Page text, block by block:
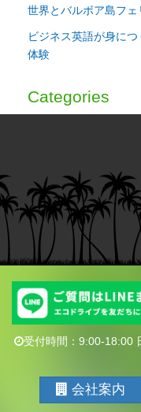
世界とバルボア島フェ
ビジネス英語が身に
体験
Categories
受付時間：9:00-18:00
会社案内